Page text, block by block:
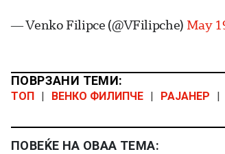
— Venko Filipce (@VFilipche) May
ПОВРЗАНИ ТЕМИ:
ТОП ВЕНКО ФИЛИПЧЕ РАЈАНЕР
ПОВЕЌЕ НА ОВАА ТЕМА: